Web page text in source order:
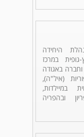
היחידה
גופית במרכז
באגודה
(איל"ה),
במיילדות,
ובהפריה